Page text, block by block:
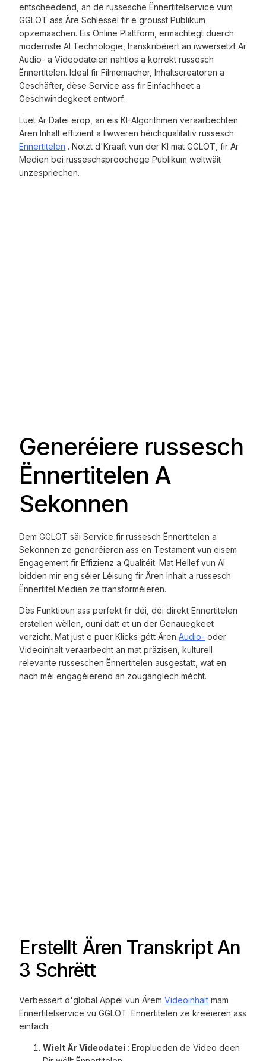
entscheedend, an de russesche Ënnertitelservice vum
GGLOT ass Äre Schlëssel fir e grousst Publikum
opzemaachen. Eis Online Plattform, ermächtegt duerch
modernste AI Technologie, transkribéiert an iwwersetzt Är
Audio- a Videodateien nahtlos a korrekt russesch
Ënnertitelen. Ideal fir Filmemacher, Inhaltscreatoren a
Geschäfter, dëse Service ass fir Einfachheet a
Geschwindegkeet entworf.
Luet Är Datei erop, an eis KI-Algorithmen veraarbechten
Ären Inhalt effizient a liwweren héichqualitativ russesch
Ënnertitelen . Notzt d'Kraaft vun der KI mat GGLOT, fir Är
Medien bei russeschsproochege Publikum weltwäit
unzespriechen.
Generéiere russesch
Ënnertitelen A
Sekonnen
Dem GGLOT säi Service fir russesch Ënnertitelen a
Sekonnen ze generéieren ass en Testament vun eisem
Engagement fir Effizienz a Qualitéit. Mat Hëllef vun AI
bidden mir eng séier Léisung fir Ären Inhalt a russesch
Ënnertitel Medien ze transforméieren.
Dës Funktioun ass perfekt fir déi, déi direkt Ënnertitelen
erstellen wëllen, ouni datt et un der Genauegkeet
verzicht. Mat just e puer Klicks gëtt ÄrenAudio- oder
Videoinhalt veraarbecht an mat präzisen, kulturell
relevante russeschen Ënnertitelen ausgestatt, wat en
nach méi engagéierend an zougänglech mécht.
Erstellt Ären Transkript An
3 Schrëtt
Verbessert d'global Appel vun ÄremVideoinhalt mam
Ënnertitelservice vu GGLOT. Ënnertitelen ze kreéieren ass
einfach:
Wielt Är Videodatei : Eroplueden de Video deen